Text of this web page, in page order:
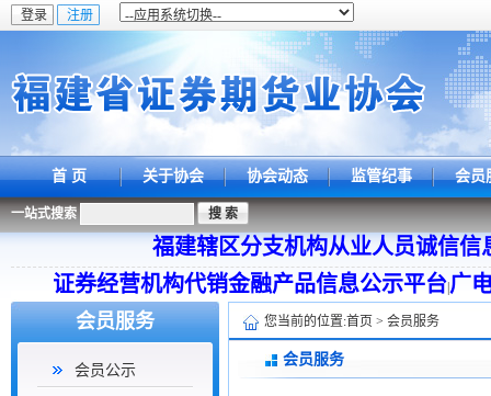
首 页 关于协会 协会动态 监管纪事 会员
一站式搜索
福建辖区分支机构从业人员诚信信
证券经营机构代销金融产品信息公示平台广
会员服务
会员公示
您当前的位置:首页 > 会员服务
会员服务